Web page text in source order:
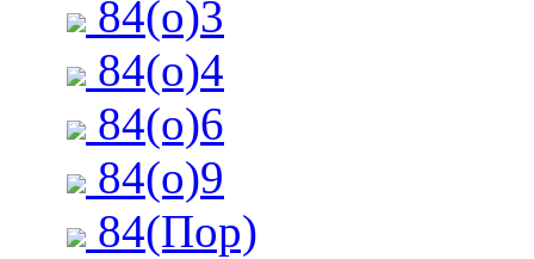
84(о)3
84(о)4
84(о)6
84(о)9
84(Пор)